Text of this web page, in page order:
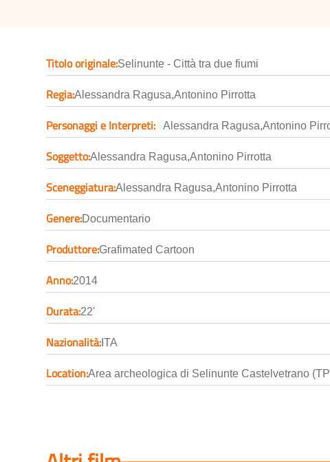
Titolo originale:Selinunte - Città tra due fiumi
Regia:Alessandra Ragusa,Antonino Pirrotta
Personaggi e Interpreti: Alessandra Ragusa,Antonino
Soggetto:Alessandra Ragusa,Antonino Pirrotta
Sceneggiatura:Alessandra Ragusa,Antonino Pirrotta
Genere:Documentario
Produttore:Grafimated Cartoon
Anno:2014
Durata:22'
Nazionalità: ITA
Location:Area archeologica di Selinunte Castelvetrano